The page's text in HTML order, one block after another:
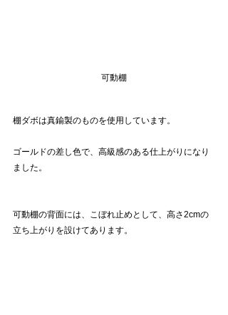
可動棚
棚ダボは真鍮製のものを使用しています。
ゴールドの差し色で、高級感のある仕上がりになり
ました。
可動棚の背面には、こぼれ止めとして、高さ2cmの
立ち上がりを設けてあります。